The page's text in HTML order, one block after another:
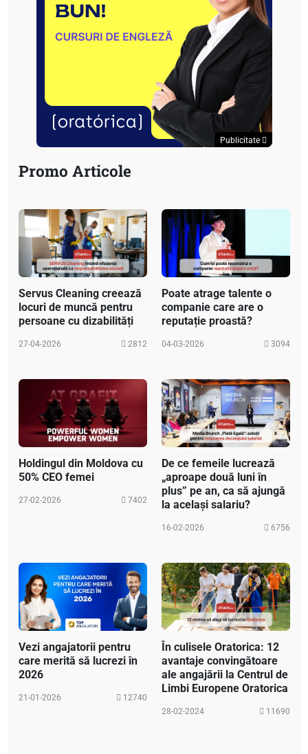
Publicitate
Promo Articole
Servus Cleaning creează
locuri de muncă pentru
persoane cu dizabilități
27-04-2026 2812
Poate atrage talente o
companie care are o
reputație proastă?
04-03-2026 3094
Holdingul din Moldova cu
50% CEO femei
27-02-2026 7402
De ce femeile lucrează
„aproape două luni în
plus” pe an, ca să ajungă
la același salariu?
16-02-2026 6756
Vezi angajatorii pentru
care merită să lucrezi în
2026
21-01-2026 12740
În culisele Oratorica: 12
avantaje convingătoare
ale angajării la Centrul de
Limbi Europene Oratorica
28-02-2024 11690